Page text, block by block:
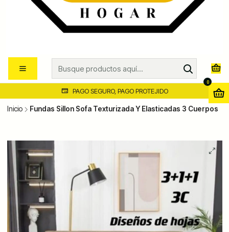
0
PAGO SEGURO, PAGO PROTEJIDO
Inicio Fundas Sillon Sofa Texturizada Y Elasticadas 3 Cuerpos